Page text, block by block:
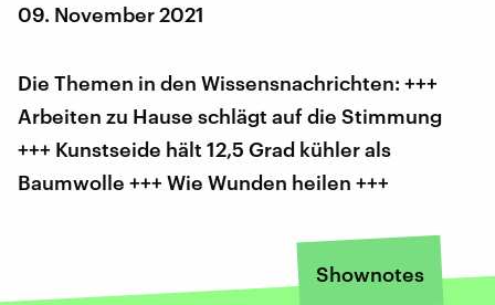
09. November 2021
Die Themen in den Wissensnachrichten: +++
Arbeiten zu Hause schlägt auf die Stimmung
+++ Kunstseide hält 12,5 Grad kühler als
Baumwolle +++ Wie Wunden heilen +++
Shownotes